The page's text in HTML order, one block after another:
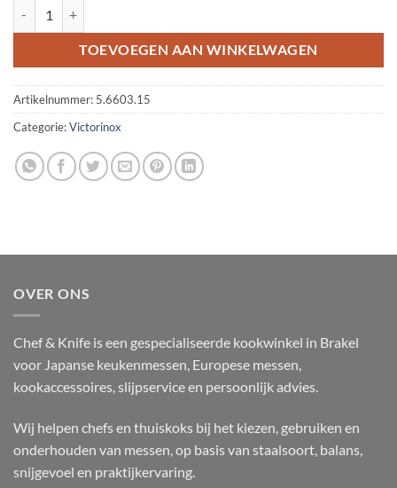
TOEVOEGEN AAN WINKELWAGEN
Artikelnummer: 5.6603.15
Categorie:Victorinox
OVER ONS
Chef & Knife is een gespecialiseerde kookwinkel in Brakel
voor Japanse keukenmessen, Europese messen,
kookaccessoires, slijpservice en persoonlijk advies.
Wij helpen chefs en thuiskoks bij het kiezen, gebruiken en
onderhouden van messen, op basis van staalsoort, balans,
snijgevoel en praktijkervaring.